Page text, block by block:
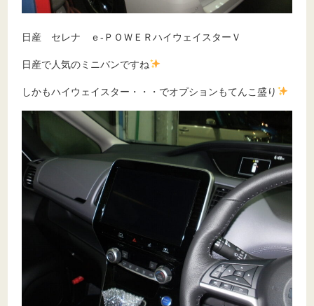
日産 セレナ ｅ-ＰＯＷＥＲハイウェイスターＶ
日産で人気のミニバンですね
しかもハイウェイスター・・・でオプションもてんこ盛り